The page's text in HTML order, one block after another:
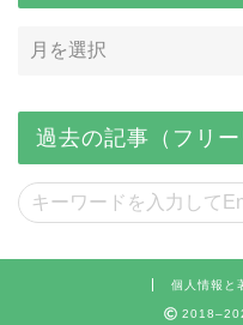
過去の記事（フリー
個人情報と